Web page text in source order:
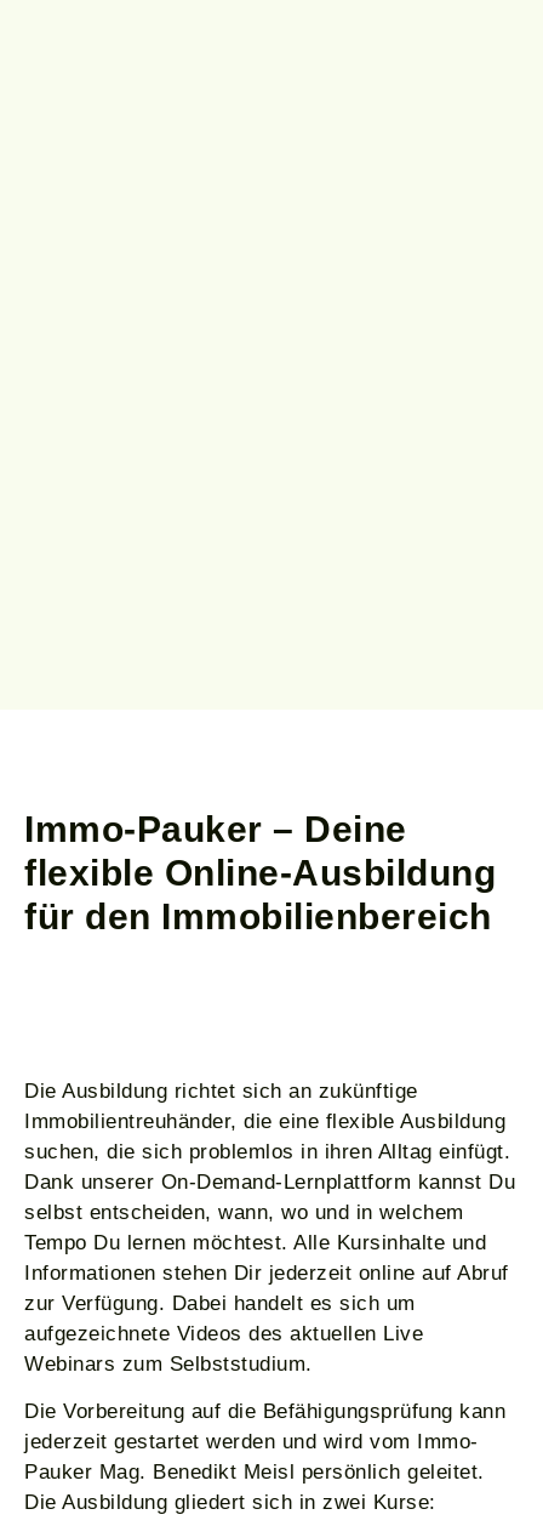
Immo-Pauker – Deine
flexible Online-Ausbildung
für den Immobilienbereich
Die Ausbildung richtet sich an zukünftige
Immobilientreuhänder, die eine flexible Ausbildung
suchen, die sich problemlos in ihren Alltag einfügt.
Dank unserer On-Demand-Lernplattform kannst Du
selbst entscheiden, wann, wo und in welchem
Tempo Du lernen möchtest. Alle Kursinhalte und
Informationen stehen Dir jederzeit online auf Abruf
zur Verfügung. Dabei handelt es sich um
aufgezeichnete Videos des aktuellen Live
Webinars zum Selbststudium.
Die Vorbereitung auf die Befähigungsprüfung kann
jederzeit gestartet werden und wird vom Immo-
Pauker Mag. Benedikt Meisl persönlich geleitet.
Die Ausbildung gliedert sich in zwei Kurse: